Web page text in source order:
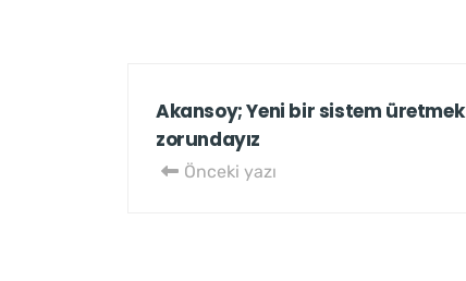
Akansoy; Yeni bir sistem üretmek
zorundayız
Önceki yazı